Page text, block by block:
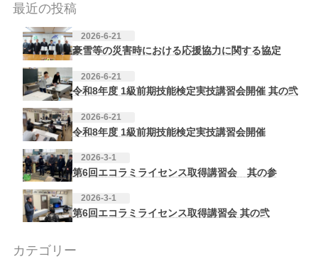
最近の投稿
2026-6-21
豪雪等の災害時における応援協力に関する協定
2026-6-21
令和8年度 1級前期技能検定実技講習会開催 其の弐
2026-6-21
令和8年度 1級前期技能検定実技講習会開催
2026-3-1
第6回エコラミライセンス取得講習会 其の参
2026-3-1
第6回エコラミライセンス取得講習会 其の弐
カテゴリー